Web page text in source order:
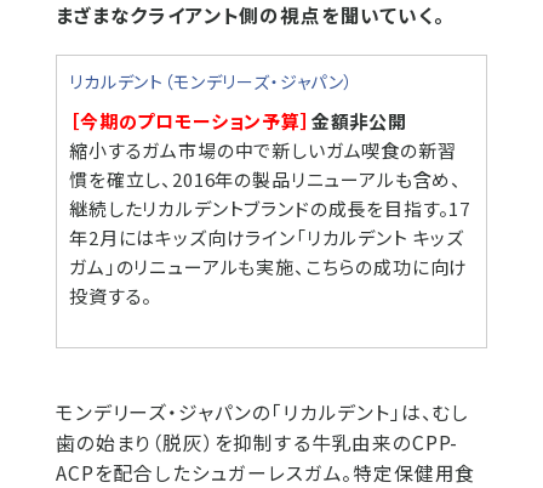
まざまなクライアント側の視点を聞いていく。
リカルデント（モンデリーズ・ジャパン）
［今期のプロモーション予算］ 金額非公開
縮小するガム市場の中で新しいガム喫食の新習
慣を確立し、2016年の製品リニューアルも含め、
継続したリカルデントブランドの成長を目指す。17
年2月にはキッズ向けライン「リカルデント キッズ
ガム」のリニューアルも実施、こちらの成功に向け
投資する。
モンデリーズ・ジャパンの「リカルデント」は、むし
歯の始まり（脱灰）を抑制する牛乳由来のCPP-
ACPを配合したシュガーレスガム。特定保健用食